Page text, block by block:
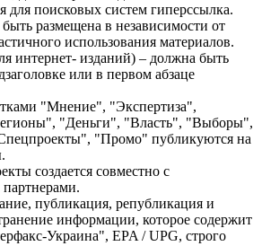
для поисковых систем гиперссылка.
размещена в независимости от
использования материалов.
интернет- изданий) – должна быть
или в первом абзаце
"Мнение", "Экспертиза",
"Деньги", "Власть", "Выборы",
"Промо" публикуются на
создается совместно с
публикация, републикация и
информации, которое содержит
Украина", EPA / UPG, строго